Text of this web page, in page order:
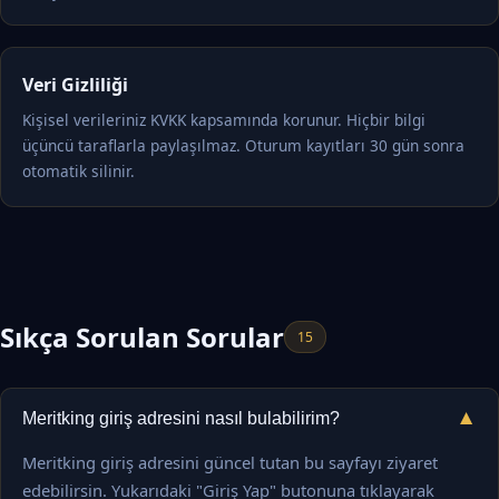
Veri Gizliliği
Kişisel verileriniz KVKK kapsamında korunur. Hiçbir bilgi
üçüncü taraflarla paylaşılmaz. Oturum kayıtları 30 gün sonra
otomatik silinir.
Sıkça Sorulan Sorular 15
Meritking giriş adresini nasıl bulabilirim? ▼
Meritking giriş adresini güncel tutan bu sayfayı ziyaret
edebilirsin. Yukarıdaki "Giriş Yap" butonuna tıklayarak